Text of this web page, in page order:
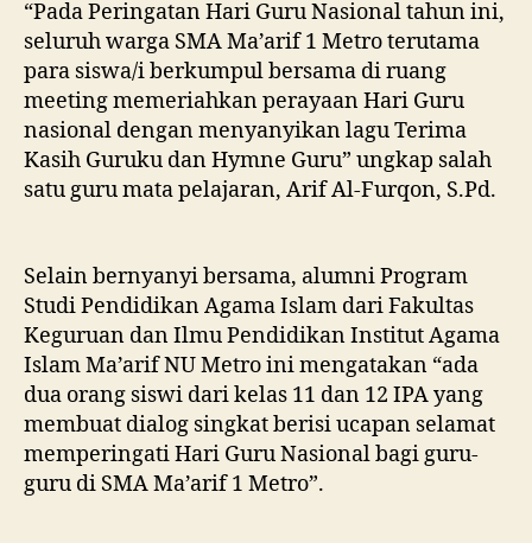
“Pada Peringatan Hari Guru Nasional tahun ini,
seluruh warga SMA Ma’arif 1 Metro terutama
para siswa/i berkumpul bersama di ruang
meeting memeriahkan perayaan Hari Guru
nasional dengan menyanyikan lagu Terima
Kasih Guruku dan Hymne Guru” ungkap salah
satu guru mata pelajaran, Arif Al-Furqon, S.Pd.
Selain bernyanyi bersama, alumni Program
Studi Pendidikan Agama Islam dari Fakultas
Keguruan dan Ilmu Pendidikan Institut Agama
Islam Ma’arif NU Metro ini mengatakan “ada
dua orang siswi dari kelas 11 dan 12 IPA yang
membuat dialog singkat berisi ucapan selamat
memperingati Hari Guru Nasional bagi guru-
guru di SMA Ma’arif 1 Metro”.